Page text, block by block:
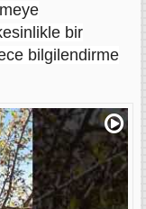
bir
bilgilendirme